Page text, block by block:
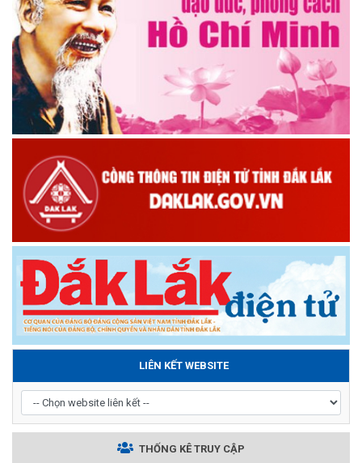
LIÊN KẾT WEBSITE
THỐNG KÊ TRUY CẬP